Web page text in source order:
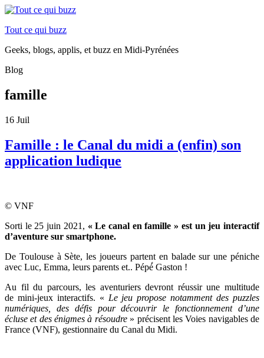
Tout ce qui buzz
Geeks, blogs, applis, et buzz en Midi-Pyrénées
Blog
famille
16 Juil
Famille : le Canal du midi a (enfin) son
application ludique
© VNF
Sorti le 25 juin 2021, « Le canal en famille » est un jeu interactif
d’aventure sur smartphone.
De Toulouse à Sète, les joueurs partent en balade sur une péniche
avec Luc, Emma, leurs parents et.. Pépé́ Gaston !
Au fil du parcours, les aventuriers devront réussir une multitude
de mini-jeux interactifs. « Le jeu propose notamment des puzzles
numériques, des défis pour découvrir le fonctionnement d’une
écluse et des énigmes à résoudre» précisent les Voies navigables de
France (VNF), gestionnaire du Canal du Midi.